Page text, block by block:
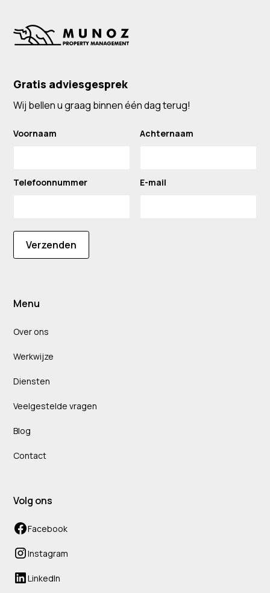
Gratis adviesgesprek
Wij bellen u graag binnen één dag terug!
Voornaam Achternaam
Telefoonnummer E-mail
Verzenden
Menu
Over ons
Werkwijze
Diensten
Veelgestelde vragen
Blog
Contact
Volg ons
Facebook
Instagram
LinkedIn